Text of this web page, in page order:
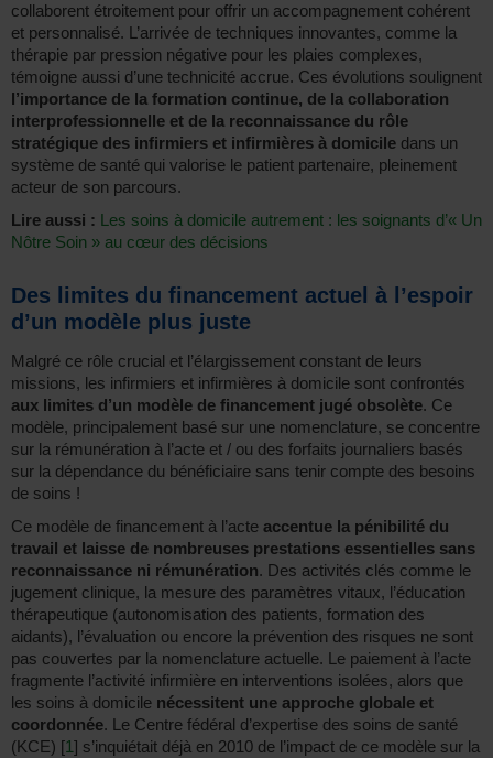
collaborent étroitement pour offrir un accompagnement cohérent
et personnalisé. L’arrivée de techniques innovantes, comme la
thérapie par pression négative pour les plaies complexes,
témoigne aussi d’une technicité accrue. Ces évolutions soulignent
l’importance de la formation continue, de la collaboration
interprofessionnelle et de la reconnaissance du rôle
stratégique des infirmiers et infirmières à domicile dans un
système de santé qui valorise le patient partenaire, pleinement
acteur de son parcours.
Lire aussi : Les soins à domicile autrement : les soignants d’« Un
Nôtre Soin » au cœur des décisions
Des limites du financement actuel à l’espoir
d’un modèle plus juste
Malgré ce rôle crucial et l’élargissement constant de leurs
missions, les infirmiers et infirmières à domicile sont confrontés
aux limites d’un modèle de financement jugé obsolète. Ce
modèle, principalement basé sur une nomenclature, se concentre
sur la rémunération à l’acte et / ou des forfaits journaliers basés
sur la dépendance du bénéficiaire sans tenir compte des besoins
de soins !
Ce modèle de financement à l’acte accentue la pénibilité du
travail et laisse de nombreuses prestations essentielles sans
reconnaissance ni rémunération. Des activités clés comme le
jugement clinique, la mesure des paramètres vitaux, l’éducation
thérapeutique (autonomisation des patients, formation des
aidants), l’évaluation ou encore la prévention des risques ne sont
pas couvertes par la nomenclature actuelle. Le paiement à l’acte
fragmente l’activité infirmière en interventions isolées, alors que
les soins à domicile nécessitent une approche globale et
coordonnée. Le Centre fédéral d’expertise des soins de santé
(KCE) [1] s’inquiétait déjà en 2010 de l’impact de ce modèle sur la